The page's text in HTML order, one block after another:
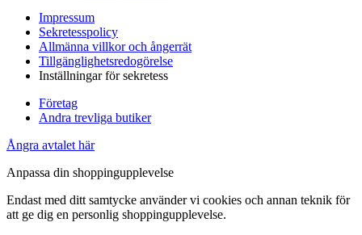
Impressum
Sekretesspolicy
Allmänna villkor och ångerrät
Tillgänglighetsredogörelse
Inställningar för sekretess
Företag
Andra trevliga butiker
Ångra avtalet här
Anpassa din shoppingupplevelse
Endast med ditt samtycke använder vi cookies och annan teknik för
att ge dig en personlig shoppingupplevelse.